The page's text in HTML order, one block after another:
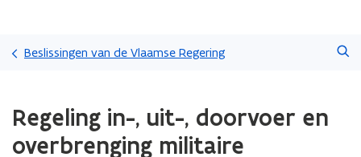
en
naar
gaan
Beslissingen van de Vlaamse Regering
met
laden.Regeling in-, uit-, doorvoer en
overbrenging militaire